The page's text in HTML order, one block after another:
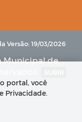
Versão: 19/03/2026
Municipal de
portal, você
Privacidade.